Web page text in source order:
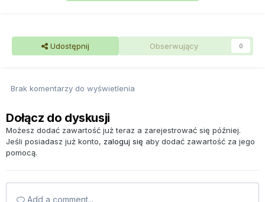
Udostępnij Obserwujący 0
Brak komentarzy do wyświetlenia
Dołącz do dyskusji
Możesz dodać zawartość już teraz a zarejestrować się później.
Jeśli posiadasz już konto, zaloguj się aby dodać zawartość za jego
pomocą.
Add a comment...